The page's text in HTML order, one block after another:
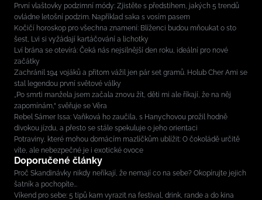
První vlaštovky podzimní módy: Zjistěte s předstihem, jakých 5 trendů
ovládne letošní podzim. Například saka s vosím pasem
Kočičí horoskop pro všechna znamení: Blíženci budou mňoukat o sto
šest, Lvi si vyžádají kartáčování a lichotky
Lví brána se otevírá: Čeká nás nejsilnější den roku, ideální pro nové
začátky
Zachránil 194 vojáků a přitom vážil jen pár set gramů. Holub Cher Ami se
stal legendou první světové války
„Po smrti manžela jsem začala znovu žít, děti mi ale říkají, že na něj
zapomínám,“ svěřuje se Věra
Rebel Sámer Issa: Vaňková ho zaučila, s Hanychovou prožil hodně
divokou jízdu, a přesto se stále spekuluje o jeho orientaci
Potraviny, které mohou domácím mazlíčkům ublížit: O čokoládě určitě
víte, ale nebezpečné je i exotické ovoce
Doporučené články
Proč Skandinávky nikdy neříkají, že nemají co na sebe? Okopírujte jejich
šatník a pochopíte...
Víkend pro sebe: 5 tipů kam vyrazit na festival, drink, rande a do kina